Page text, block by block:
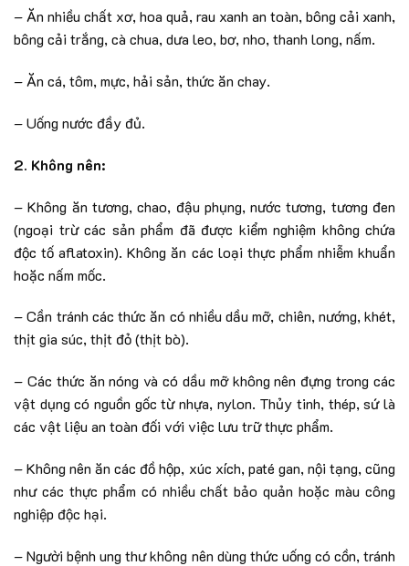
– Ăn nhiều chất xơ, hoa quả, rau xanh an toàn, bông cải xanh,
bông cải trắng, cà chua, dưa leo, bơ, nho, thanh long, nấm.
– Ăn cá, tôm, mực, hải sản, thức ăn chay.
– Uống nước đầy đủ.
2. Không nên:
– Không ăn tương, chao, đậu phụng, nước tương, tương đen
(ngoại trừ các sản phẩm đã được kiểm nghiệm không chứa
độc tố aflatoxin). Không ăn các loại thực phẩm nhiễm khuẩn
hoặc nấm mốc.
– Cần tránh các thức ăn có nhiều dầu mỡ, chiên, nướng, khét,
thịt gia súc, thịt đỏ (thịt bò).
– Các thức ăn nóng và có dầu mỡ không nên đựng trong các
vật dụng có nguồn gốc từ nhựa, nylon. Thủy tinh, thép, sứ là
các vật liệu an toàn đối với việc lưu trữ thực phẩm.
– Không nên ăn các đồ hộp, xúc xích, paté gan, nội tạng, cũng
như các thực phẩm có nhiều chất bảo quản hoặc màu công
nghiệp độc hại.
– Người bệnh ung thư không nên dùng thức uống có cồn, tránh